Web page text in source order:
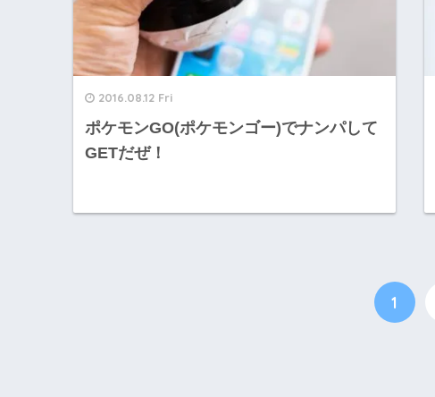
2016.08.12 Fri
ポケモンGO(ポケモンゴー)でナンパして
GETだぜ！
1